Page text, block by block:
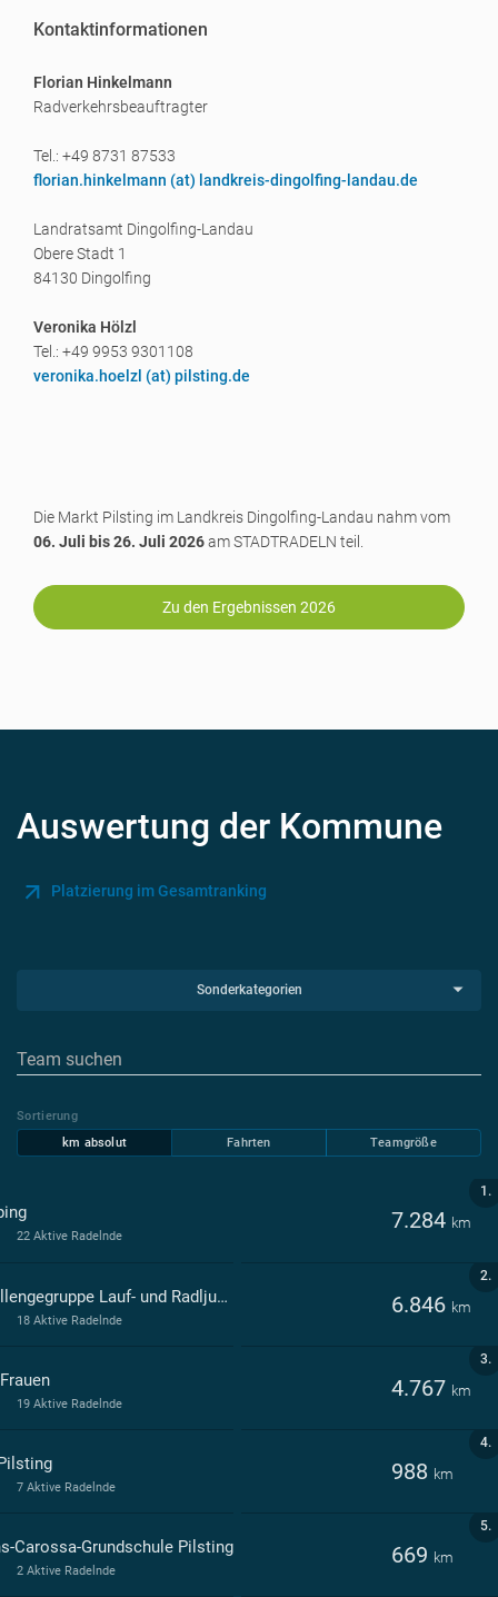
Kontaktinformationen
Florian Hinkelmann
Radverkehrsbeauftragter
Tel.: +49 8731 87533
florian.hinkelmann (at) landkreis-dingolfing-landau.de
Landratsamt Dingolfing-Landau
Obere Stadt 1
84130 Dingolfing
Veronika Hölzl
Tel.: +49 9953 9301108
veronika.hoelzl (at) pilsting.de
Die Markt Pilsting im Landkreis Dingolfing-Landau nahm vom
06. Juli bis 26. Juli 2026am STADTRADELN teil.
Zu den Ergebnissen 2026
Auswertung der Kommune
Platzierung im Gesamtranking
Sonderkategorien
Sortierung
km absolut
Fahrten Teamgröße
1.
7.284 km
22 Aktive Radelnde
2.
Challengegruppe Lauf- und Radljunkies 6.846 km
18 Aktive Radelnde
3.
4.767 km
19 Aktive Radelnde
4.
988 km
7 Aktive Radelnde
5.
Carossa-Grundschule Pilsting 669 km
2 Aktive Radelnde